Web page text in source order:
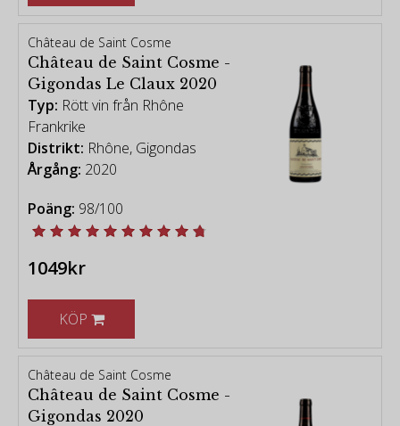
Château de Saint Cosme
Château de Saint Cosme -
Gigondas Le Claux 2020
Typ: Rött vin från Rhône
Frankrike
Distrikt: Rhône, Gigondas
Årgång: 2020
Poäng: 98/100
1049kr
KÖP
Château de Saint Cosme
Château de Saint Cosme -
Gigondas 2020